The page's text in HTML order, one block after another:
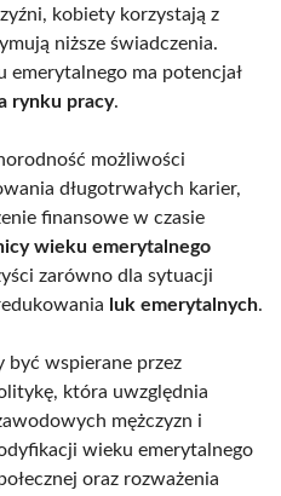
kobiety korzystają z
niższe świadczenia.
emerytalnego ma potencjał
rynku pracy.
możliwości
długotrwałych karier,
finansowe w czasie
wieku emerytalnego
zarówno dla sytuacji
luk emerytalnych.
być wspierane przez
która uwzględnia
mężczyzn i
wieku emerytalnego
oraz rozważenia